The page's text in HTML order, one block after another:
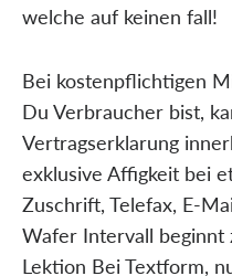
welche auf keinen fall!
Bei kostenpflichtigen
Du Verbraucher bist,
Vertragserklarung
exklusive Affigkeit bei
Zuschrift, Telefax, E-
Wafer Intervall beginnt
Lektion Bei Textform,